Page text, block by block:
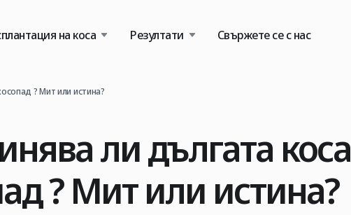
на коса Резултати Свържете се с нас
? Мит или истина?
ли дългата коса
? Мит или истина?